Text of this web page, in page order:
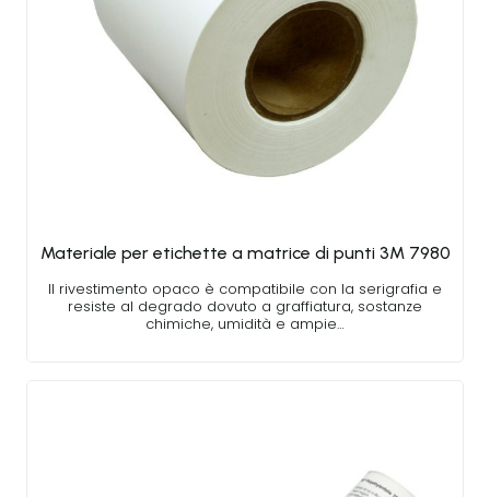
Materiale per etichette a matrice di punti 3M 7980
Il rivestimento opaco è compatibile con la serigrafia e
resiste al degrado dovuto a graffiatura, sostanze
chimiche, umidità e ampie…